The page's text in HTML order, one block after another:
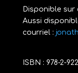
Disponible sur
Aussi
courriel :
ISBN : 978-2-